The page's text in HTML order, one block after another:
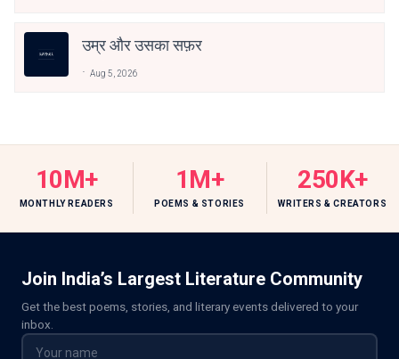
उम्र और उसका सफ़र
Aug 5, 2026
10M+
MONTHLY READERS
1M+
POEMS & STORIES
250K+
WRITERS & CREATORS
Join India’s Largest Literature Community
Get the best poems, stories, and literary events delivered to your
inbox.